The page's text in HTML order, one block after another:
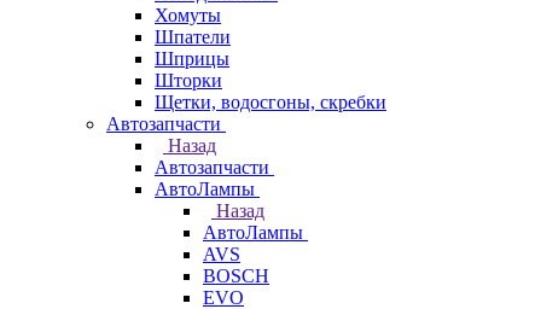
Хомуты
Шпатели
Шприцы
Шторки
Щетки, водосгоны, скребки
Автозапчасти
Назад
Автозапчасти
АвтоЛампы
Назад
АвтоЛампы
AVS
BOSCH
EVO